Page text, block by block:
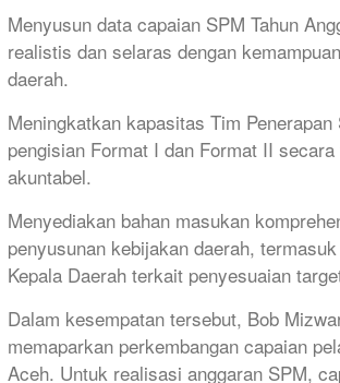
Menyusun data capaian SPM Tahun
realistis dan selaras dengan
daerah.
Meningkatkan kapasitas Tim Penerapan
pengisian Format I dan Format II
akuntabel.
Menyediakan bahan masukan
penyusunan kebijakan daerah,
Kepala Daerah terkait penyesuaian
Dalam kesempatan tersebut, Bob
memaparkan perkembangan capaian
Aceh. Untuk realisasi anggaran SPM,